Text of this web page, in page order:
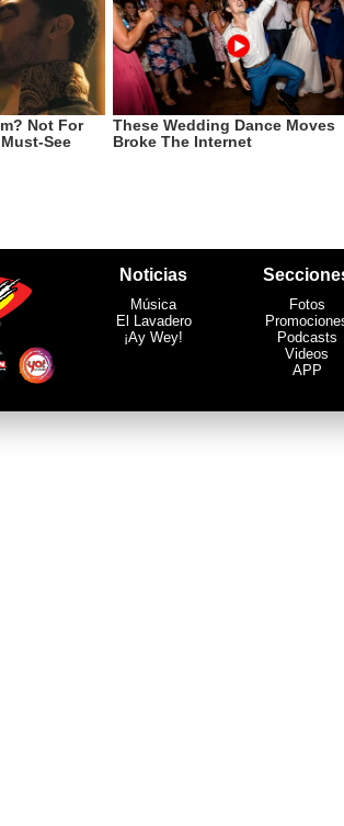
Noticias
Música
El Lavadero
¡Ay Wey!
Fotos
Podcasts
Videos
APP